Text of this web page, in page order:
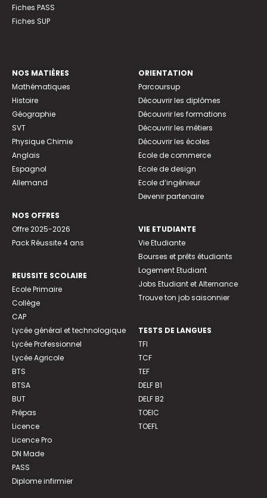
Fiches PASS
Fiches SUP
NOS MATIÈRES
Mathématiques
Histoire
Géographie
SVT
Physique Chimie
Anglais
Espagnol
Allemand
NOS OFFRES
Offre 2025-2026
Pack Réussite 4 ans
REUSSITE SCOLAIRE
Ecole Primaire
Collège
CAP
Lycée général et technologique
Lycée Professionnel
Lycée Agricole
BTS
BTSA
BUT
Prépas
Licence
Licence Pro
DN Made
PASS
Diplome infirmier
ORIENTATION
Parcoursup
Découvrir les diplômes
Découvrir les formations
Découvrir les métiers
Découvrir les écoles
Ecole de commerce
Ecole de design
Ecole d’ingénieur
Devenir partenaire
VIE ETUDIANTE
Vie Etudiante
Bourses et prêts étudiants
Logement Etudiant
Jobs Etudiant et Alternance
Trouve ton job saisonnier
TESTS DE LANGUES
TFI
TCF
TEF
DELF B1
DELF B2
TOEIC
TOEFL